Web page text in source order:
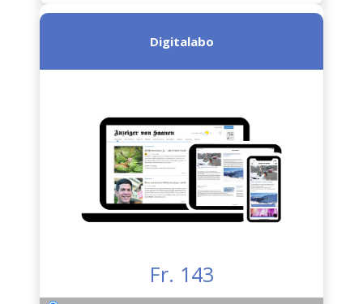
Digitalabo
Fr. 143